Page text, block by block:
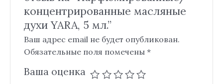
концентрированные масляные
духи YARA, 5 мл.”
Ваш адрес email не будет опубликован.
Обязательные поля помечены *
Ваша оценка